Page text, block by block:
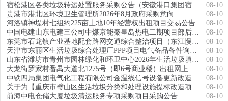
宿松港区各类垃圾转运处置服务采购公告（安徽港口集团宿松有限公司）
08-10
贵港市港北区环境卫生管理所2026年8月政府采购意向
08-10
河洛镇神堤村七组约225亩土地10年经营权出租项目交易公告
08-10
中国电建山东电建三公司中煤京能秦皇岛热电二期项目部后勤综合服务分包采购项目公开询比采购公告
08-10
东莞市石龙镇产业基地配套路网交通综合整治项目（东江慢行道外镇连接线）（一期）-机械租赁
08-10
天津市东丽区生活垃圾综合处理厂PPP项目电气备品备件询比采购公告
08-10
山东省潍坊市青州市园林绿化和环卫中心2026年生活垃圾填埋场一场一策治理方案编制项目竞争性磋商公告
08-10
大龙街罗家村番禺大道北1275号（即6号商业楼）出租网上竞投交易公告(交易编号镇集资电竞20261358)（第二次发布）
08-10
中铁四局集团电气化工程有限公司金温线信号设备更新改造项目商品混凝土采购询价书
08-10
关于为【重庆市璧山区生活垃圾分类和处理设施提标改造项目第三方机构采购】 公开选取【管理和决策咨询】机构的公告
08-10
前海中电仓储大厦垃圾清运服务专项采购项目采购公告
08-10